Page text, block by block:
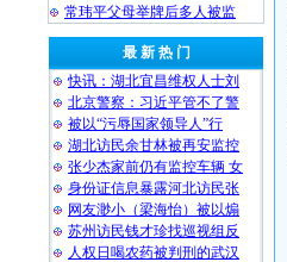
常玮平父母举牌后多人被监
最 新 热 门
快讯：湖北宜昌维权人士刘
北京警察：习近平管不了警
被以“污辱国家领导人”行
湖北访民余甘林被再安监控
张少杰家前仍有监控车辆 女
身份证信息暴露河北访民张
网友渺小（梁海怡）被以煽
苏州访民钱才珍找巡视组反
人权日喝农药被判刑的武汉